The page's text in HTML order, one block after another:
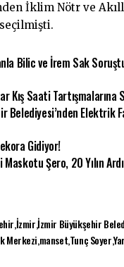
İklim Nötr ve
Bilic ve İrem Sak
Kış Saati Tartışmalarına
Belediyesi’nden Elektrik
Gidiyor!
Maskotu Şero, 20 Yılın
İzmirİzmir Büyükşehir
MerkezimansetTunç Soyer